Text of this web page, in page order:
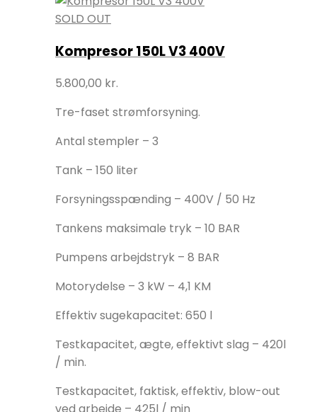
SOLD OUT
Kompresor 150L V3 400V
5.800,00 kr.
Tre-faset strømforsyning.
Antal stempler – 3
Tank – 150 liter
Forsyningsspænding – 400V / 50 Hz
Tankens maksimale tryk – 10 BAR
Pumpens arbejdstryk – 8 BAR
Motorydelse – 3 kW – 4,1 KM
Effektiv sugekapacitet: 650 l
Testkapacitet, ægte, effektivt slag – 420l
/ min.
Testkapacitet, faktisk, effektiv, blow-out